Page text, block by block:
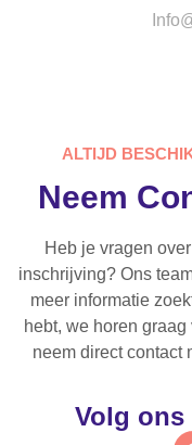
ALTIJD
Neem
Heb je vragen
inschrijving? Ons
meer informatie
hebt, we horen
neem direct contact
Volg ons